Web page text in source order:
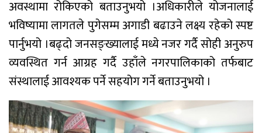
अवस्थामा रोकिएको बताउनुभयो ।अधिकारीले योजनालाई
भविष्यामा लागतले पुगेसम्म अगाडी बढाउने लक्ष्य रहेको स्पष्ट
पार्नुभयो ।बढ्दो जनसङ्ख्यालाई मध्ये नजर गर्दै सोही अनुरुप
व्यवस्थित गर्न आग्रह गर्दै उहाँले नगरपालिकाको तर्फबाट
संस्थालाई आवश्यक पर्ने सहयोग गर्ने बताउनुभयो ।